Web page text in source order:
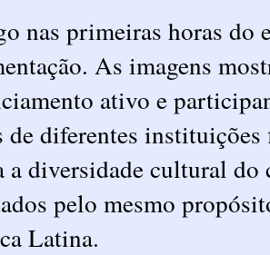
nas primeiras horas do
As imagens
ativo e
de diferentes
a diversidade cultural do
pelo mesmo
Latina.